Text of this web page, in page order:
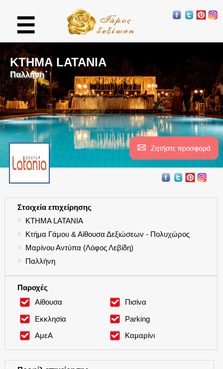
☰
ΚΤΗΜΑ LATANIA
Παλλήνη
Στοιχεία επιχείρησης
● ΚΤΗΜΑ LATANIA
● Κτήμα Γάμου & Αίθουσα Δεξιώσεων - Πολυχώρος
● Μαρίνου Αντύπα (Λόφος Λεβίδη)
● Παλλήνη
Παροχές
Αίθουσα
Πισίνα
Εκκλησία
Parking
ΑμεΑ
Καμαρίνι